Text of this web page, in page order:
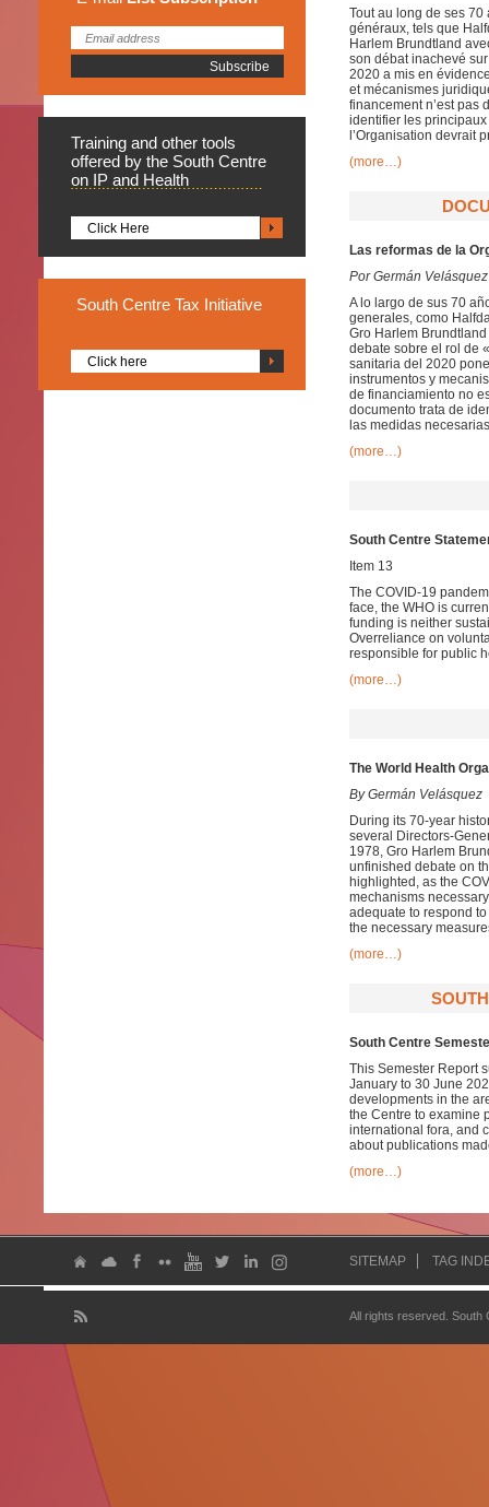
Training and other tools
offered by the South Centre
on IP and Health
Click Here
South Centre Tax Initiative
Click here
Tout au long de ses 70
généraux, tels que
Harlem Brundtland
son débat inachevé
2020 a mis en
et mécanismes
financement n’est pas
identifier les principaux
l’Organisation devrait
(more…)
Las reformas de la
Por Germán Velásquez
A lo largo de sus 70
generales, como
Gro Harlem
debate sobre el rol de
sanitaria del 2020
instrumentos y
de financiamiento no
documento trata de
las medidas
(more…)
South Centre
Item 13
The COVID-19
face, the WHO is
funding is neither
Overreliance on
responsible for public
(more…)
The World Health
By Germán Velásquez
During its 70-year
several Directors-
1978, Gro Harlem
unfinished debate on
highlighted, as the
mechanisms
adequate to respond
the necessary
(more…)
South Centre
This Semester Report
January to 30 June
developments in the
the Centre to examine
international fora, and
about publications
(more…)
SITEMAP TAG
All rights reserved.